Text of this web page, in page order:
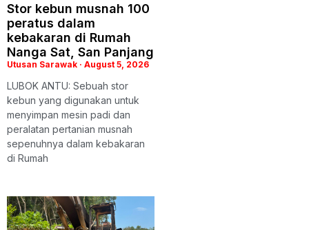
Stor kebun musnah 100
peratus dalam
kebakaran di Rumah
Nanga Sat, San Panjang
Utusan Sarawak August 5, 2026
LUBOK ANTU: Sebuah stor
kebun yang digunakan untuk
menyimpan mesin padi dan
peralatan pertanian musnah
sepenuhnya dalam kebakaran
di Rumah